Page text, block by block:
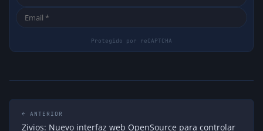
← ANTERIOR
Zivios: Nuevo interfaz web OpenSource para controlar